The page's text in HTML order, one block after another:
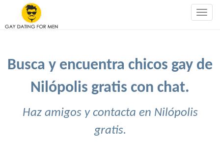
Busca y encuentra chicos gay de
Nilópolis gratis con chat.
Haz amigos y contacta en Nilópolis
gratis.